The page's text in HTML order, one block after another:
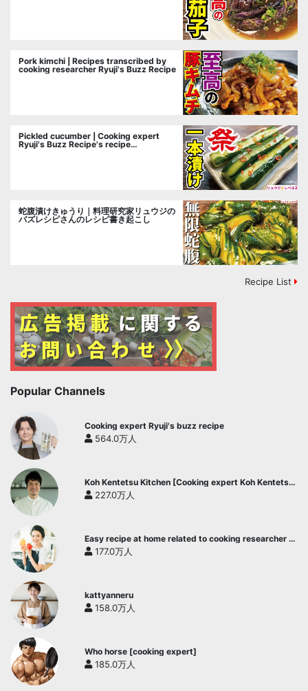
Pork kimchi | Recipes transcribed by
cooking researcher Ryuji's Buzz Recipe
Pickled cucumber | Cooking expert
Ryuji's Buzz Recipe's recipe
蛇腹漬けきゅうり｜料理研究家リュウジの
バズレシピさんのレシピ書き起こし
Recipe List
Popular Channels
Cooking expert Ryuji's buzz recipe
564.0万人
Koh Kentetsu Kitchen [Cooking expert Koh Kentetsu
official channel]
227.0万人
Easy recipe at home related to cooking researcher /
Yukari's Kitchen
177.0万人
kattyanneru
158.0万人
Who horse [cooking expert]
185.0万人